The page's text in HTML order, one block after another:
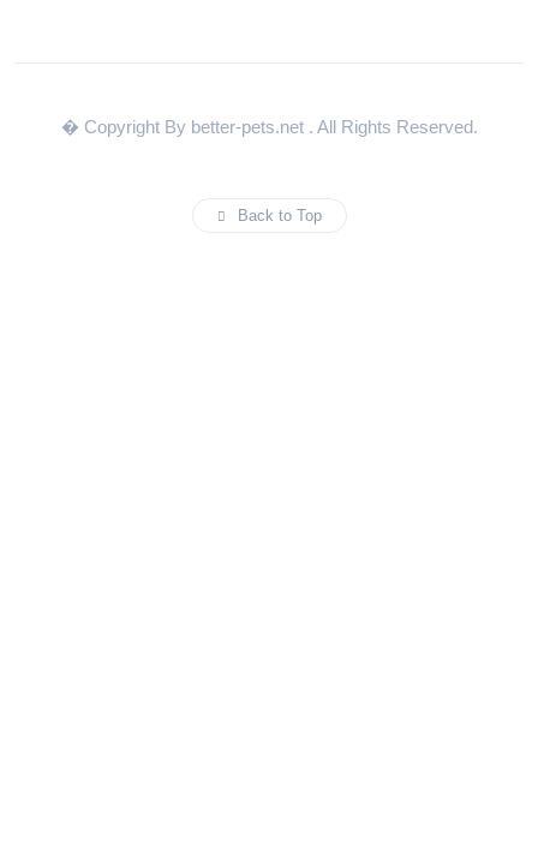
� Copyright By better-pets.net . All Rights Reserved.
Back to Top